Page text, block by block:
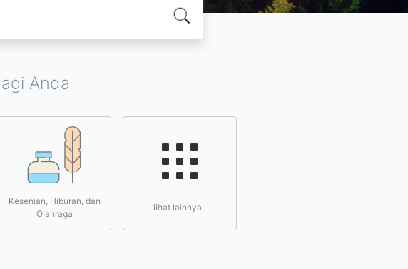
Anda
Kesenian, Hiburan, dan
Olahraga
lihat lainnya..